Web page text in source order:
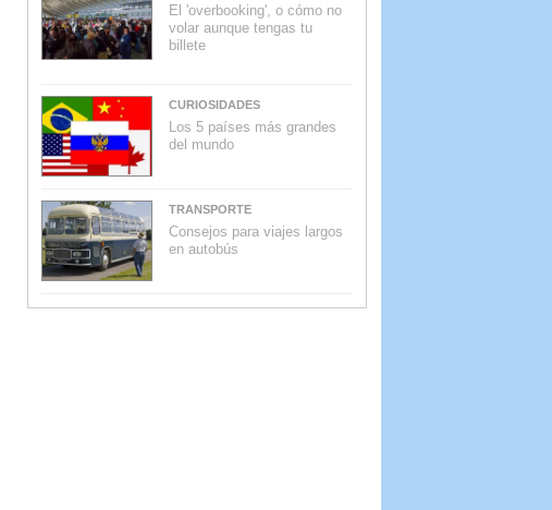
El 'overbooking', o cómo no
volar aunque tengas tu
billete
CURIOSIDADES
Los 5 países más grandes
del mundo
TRANSPORTE
Consejos para viajes largos
en autobús